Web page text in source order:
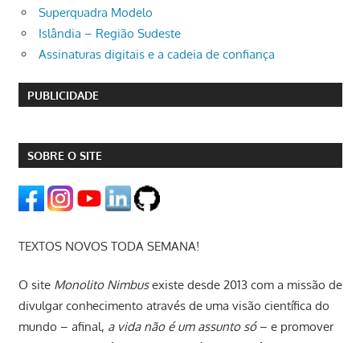
Superquadra Modelo
Islândia – Região Sudeste
Assinaturas digitais e a cadeia de confiança
PUBLICIDADE
SOBRE O SITE
TEXTOS NOVOS TODA SEMANA!
O site Monolito Nimbusexiste desde 2013 com a missão de
divulgar conhecimento através de uma visão científica do
mundo – afinal, a vida não é um assunto só– e promover